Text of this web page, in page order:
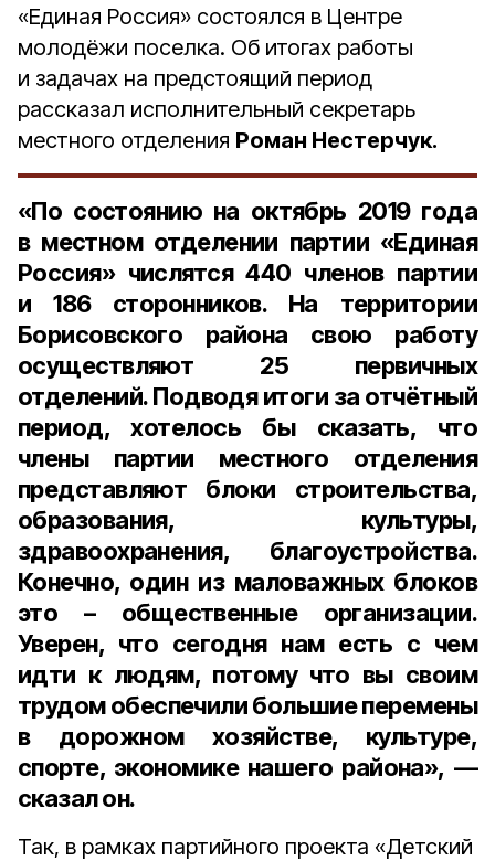
«Единая Россия» состоялся в Центре
молодёжи поселка. Об итогах работы
и задачах на предстоящий период
рассказал исполнительный секретарь
местного отделения Роман Нестерчук.
«По состоянию на октябрь 2019 года
в местном отделении партии «Единая
Россия» числятся440 членов партии
и 186 сторонников. На территории
Борисовского района свою работу
осуществляют 25 первичных
отделений. Подводя итоги за отчётный
период, хотелось бы сказать, что
члены партии местного отделения
представляют блоки строительства,
образования, культуры,
здравоохранения, благоустройства.
Конечно, один из маловажных блоков
это – общественные организации.
Уверен, что сегодня нам есть с чем
идти к людям, потому что вы своим
трудом обеспечили большие перемены
в дорожном хозяйстве, культуре,
спорте, экономике нашего района», —
сказал он.
Так, в рамках партийного проекта «Детский